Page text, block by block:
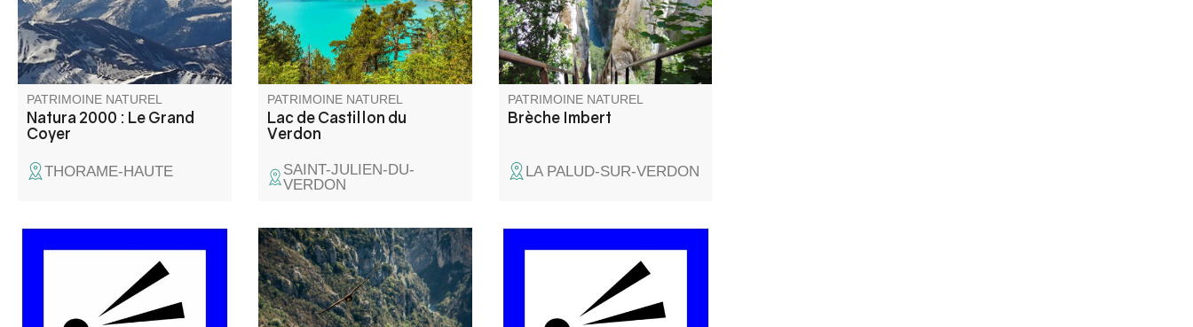
zones humides) et d’espèces
animales et végétales
(chauves-souris, Vipère
d’Orsini, papillons, Ancolie de
Reuter).
PATRIMOINE NATUREL
Natura 2000 : Le Grand
Coyer
THORAME-HAUTE
navigation, ski nautique s’y
pratiquent au pied des
montagnes du Verdon.
PATRIMOINE NATUREL
Lac de Castillon du
Verdon
SAINT-JULIEN-DU-
VERDON
plus impressionnant du sentier
Blanc-Martel.
PATRIMOINE NATUREL
Brèche Imbert
LA PALUD-SUR-VERDON
Le Belvédère du Pas de Bau
est un peu caché, non loin de
la route... C'est le dernier avant
la zone en sens unique et c'est
La Mescla (le mélange en
Occitan) est le point où le
Verdon et son affluent l'Artuby
se rencontrent.
Le belvédère des Glacières
s’appelle ainsi car il y avait des
trous dans lesquelles la glace
naturelle était conservée pour